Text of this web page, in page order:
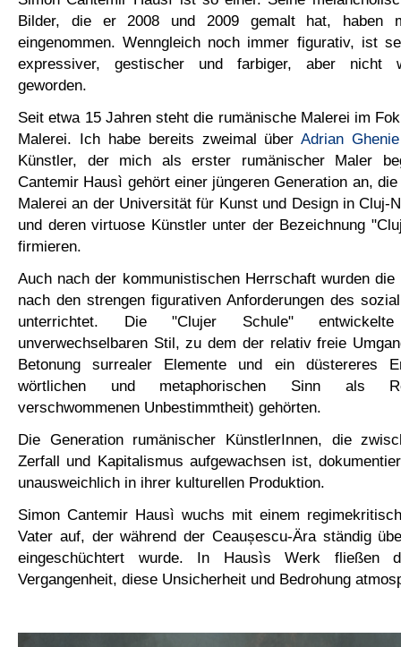
Bilder, die er 2008 und 2009 gemalt hat, haben
eingenommen. Wenngleich noch immer figurativ, ist
expressiver, gestischer und farbiger, aber nicht
geworden.
Seit etwa 15 Jahren steht die rumänische Malerei im
Malerei. Ich habe bereits zweimal überAdrian Ghenie
Künstler, der mich als erster rumänischer Maler
Cantemir Hausì gehört einer jüngeren Generation an,
Malerei an der Universität für Kunst und Design in Cluj-
und deren virtuose Künstler unter der Bezeichnung
firmieren.
Auch nach der kommunistischen Herrschaft wurden die
nach den strengen figurativen Anforderungen des
unterrichtet. Die "Clujer Schule"
unverwechselbaren Stil, zu dem der relativ freie
Betonung surrealer Elemente und ein düstereres
wörtlichen und metaphorischen Sinn als
verschwommenen Unbestimmtheit) gehörten.
Die Generation rumänischer KünstlerInnen, die
Zerfall und Kapitalismus aufgewachsen ist,
unausweichlich in ihrer kulturellen Produktion.
Simon Cantemir Hausì wuchs mit einem
Vater auf, der während der Ceaușescu-Ära ständig
eingeschüchtert wurde. In Hausìs Werk fließen
Vergangenheit, diese Unsicherheit und Bedrohung